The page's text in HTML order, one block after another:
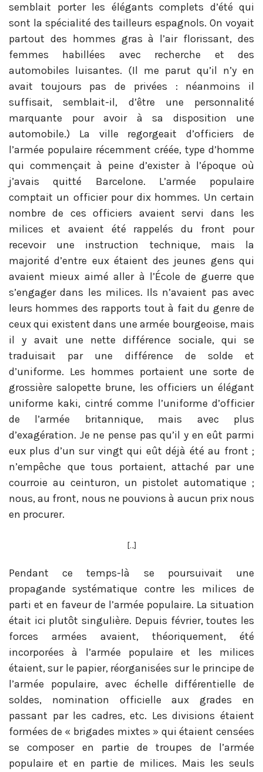
semblait porter les élégants complets d’été qui
sont la spécialité des tailleurs espagnols. On voyait
partout des hommes gras à l’air florissant, des
femmes habillées avec recherche et des
automobiles luisantes. (Il me parut qu’il n’y en
avait toujours pas de privées : néanmoins il
suffisait, semblait-il, d’être une personnalité
marquante pour avoir à sa disposition une
automobile.) La ville regorgeait d’officiers de
l’armée populaire récemment créée, type d’homme
qui commençait à peine d’exister à l’époque où
j’avais quitté Barcelone. L’armée populaire
comptait un officier pour dix hommes. Un certain
nombre de ces officiers avaient servi dans les
milices et avaient été rappelés du front pour
recevoir une instruction technique, mais la
majorité d’entre eux étaient des jeunes gens qui
avaient mieux aimé aller à l’École de guerre que
s’engager dans les milices. Ils n’avaient pas avec
leurs hommes des rapports tout à fait du genre de
ceux qui existent dans une armée bourgeoise, mais
il y avait une nette différence sociale, qui se
traduisait par une différence de solde et
d’uniforme. Les hommes portaient une sorte de
grossière salopette brune, les officiers un élégant
uniforme kaki, cintré comme l’uniforme d’officier
de l’armée britannique, mais avec plus
d’exagération. Je ne pense pas qu’il y en eût parmi
eux plus d’un sur vingt qui eût déjà été au front ;
n’empêche que tous portaient, attaché par une
courroie au ceinturon, un pistolet automatique ;
nous, au front, nous ne pouvions à aucun prix nous
en procurer.
[…]
Pendant ce temps-là se poursuivait une
propagande systématique contre les milices de
parti et en faveur de l’armée populaire. La situation
était ici plutôt singulière. Depuis février, toutes les
forces armées avaient, théoriquement, été
incorporées à l’armée populaire et les milices
étaient, sur le papier, réorganisées sur le principe de
l’armée populaire, avec échelle différentielle de
soldes, nomination officielle aux grades en
passant par les cadres, etc. Les divisions étaient
formées de « brigades mixtes » qui étaient censées
se composer en partie de troupes de l’armée
populaire et en partie de milices. Mais les seuls